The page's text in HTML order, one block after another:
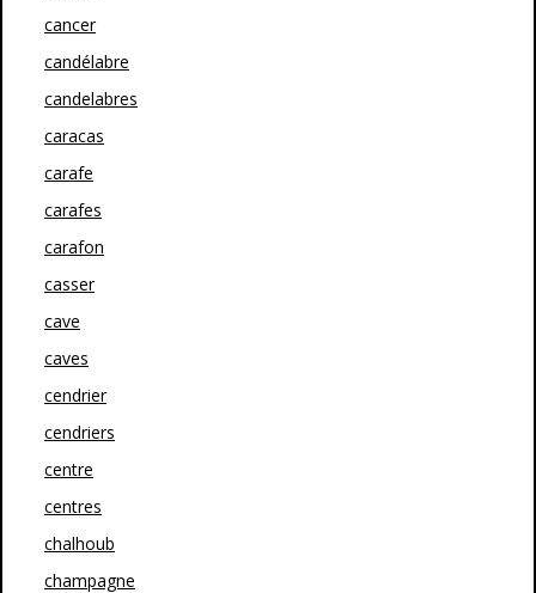
cancer
candélabre
candelabres
caracas
carafe
carafes
carafon
casser
cave
caves
cendrier
cendriers
centre
centres
chalhoub
champagne